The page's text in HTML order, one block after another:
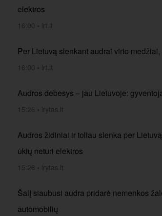
elektros
16:00 • lrt.lt
Per Lietuvą slenkant audrai virto
16:00 • lrt.lt
Audros debesys – jau Lietuvoje:
15:26 • lrytas.lt
Audros židiniai ir toliau slenka per
ūkių neturi elektros
15:26 • lrytas.lt
Šalį siaubusi audra pridarė nemenkos
automobilių